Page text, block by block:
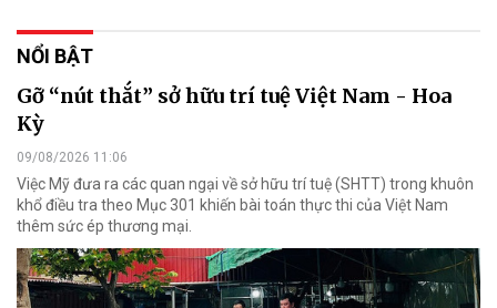
NỔI BẬT
Gỡ “nút thắt” sở hữu trí tuệ Việt Nam - Hoa
Kỳ
09/08/2026 11:06
Việc Mỹ đưa ra các quan ngại về sở hữu trí tuệ (SHTT) trong khuôn
khổ điều tra theo Mục 301 khiến bài toán thực thi của Việt Nam
thêm sức ép thương mại.